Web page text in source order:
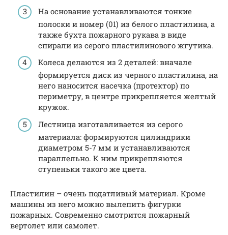
На основание устанавливаются тонкие
полоски и номер (01) из белого пластилина, а
также бухта пожарного рукава в виде
спирали из серого пластилинового жгутика.
Колеса делаются из 2 деталей: вначале
формируется диск из черного пластилина, на
него наносится насечка (протектор) по
периметру, в центре прикрепляется желтый
кружок.
Лестница изготавливается из серого
материала: формируются цилиндрики
диаметром 5-7 мм и устанавливаются
параллельно. К ним прикрепляются
ступеньки такого же цвета.
Пластилин – очень податливый материал. Кроме
машины из него можно вылепить фигурки
пожарных. Современно смотрится пожарный
вертолет или самолет.